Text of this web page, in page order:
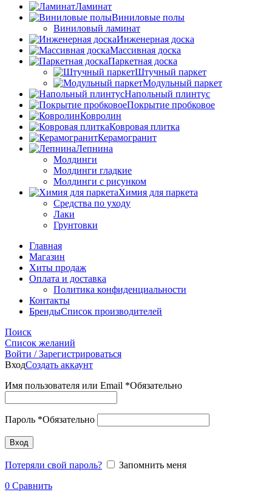
Ламинат
Виниловые полы
Виниловый ламинат
Инженерная доска
Массивная доска
Паркетная доска
Штучный паркет
Модульный паркет
Напольный плинтус
Покрытие пробковое
Ковролин
Ковровая плитка
Керамогранит
Лепнина
Молдинги
Молдинги гладкие
Молдинги с рисунком
Химия для паркета
Средства по уходу
Лаки
Грунтовки
Главная
Магазин
Хиты продаж
Оплата и доставка
Политика конфиденциальности
Контакты
БрендыСписок производителей
Поиск
Список желаний
Войти / Зарегистрироваться
ВходСоздать аккаунт
Имя пользователя или Email *Обязательно
Пароль *Обязательно
Вход
Потеряли свой пароль?
Запомнить меня
0 Сравнить